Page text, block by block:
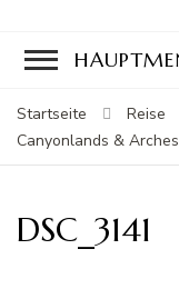
Startseite
Reise
Canyonlands &
DSC_3141